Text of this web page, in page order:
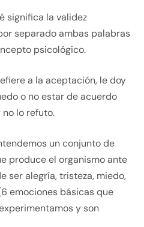
significa la validez
separado ambas palabras
psicológico.
a la aceptación, le doy
o no estar de acuerdo
lo refuto.
un conjunto de
produce el organismo ante
ser alegría, tristeza, miedo,
emociones básicas que
y son